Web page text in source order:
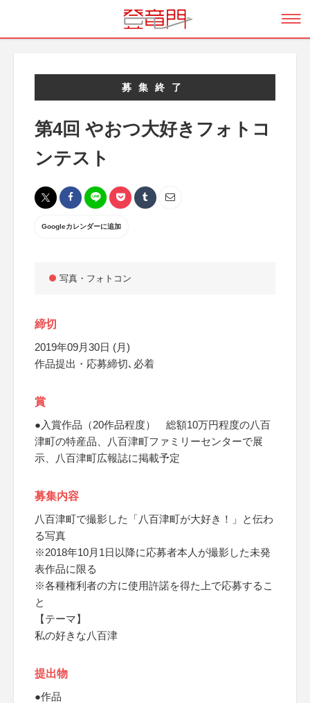
募集終了
第4回 やおつ大好きフォトコ
ンテスト
Googleカレンダーに追加
写真・フォトコン
締切
2019年09月30日 (月)
作品提出・応募締切､必着
賞
●入賞作品（20作品程度） 総額10万円程度の八百
津町の特産品、八百津町ファミリーセンターで展
示、八百津町広報誌に掲載予定
募集内容
八百津町で撮影した「八百津町が大好き！」と伝わ
る写真
※2018年10月1日以降に応募者本人が撮影した未発
表作品に限る
※各種権利者の方に使用許諾を得た上で応募するこ
と
【テーマ】
私の好きな八百津
提出物
●作品